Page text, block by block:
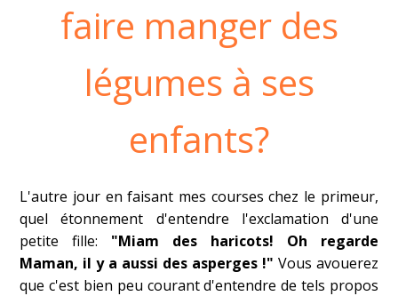
faire manger des
légumes à ses
enfants?
L'autre jour en faisant mes courses chez le primeur,
quel étonnement d'entendre l'exclamation d'une
petite fille: "Miam des haricots! Oh regarde
Maman, il y a aussi des asperges !" Vous avouerez
que c'est bien peu courant d'entendre de tels propos